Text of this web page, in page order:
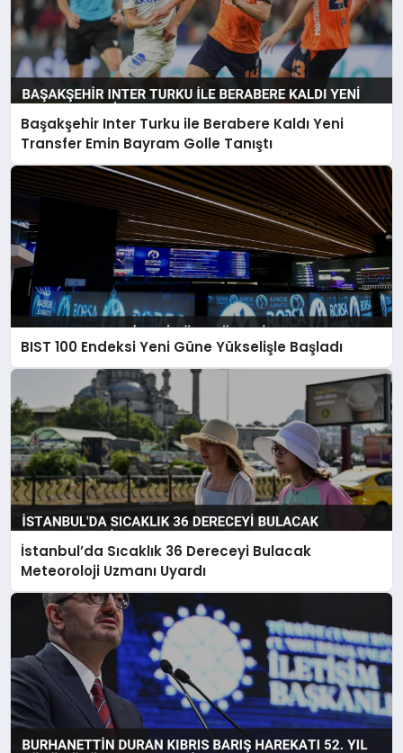
Başakşehir Inter Turku ile Berabere Kaldı Yeni
Transfer Emin Bayram Golle Tanıştı
BIST 100 Endeksi Yeni Güne Yükselişle Başladı
İstanbul’da Sıcaklık 36 Dereceyi Bulacak
Meteoroloji Uzmanı Uyardı